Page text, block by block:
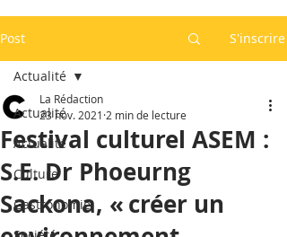
Post S'inscrire
Actualité
Actualité
Culture
Gastronomie
Actualité
Festival culturel ASEM :
S.E. Dr Phoeurng
Sackona, « créer un
La Rédaction
23 nov. 2021 2 min de lecture